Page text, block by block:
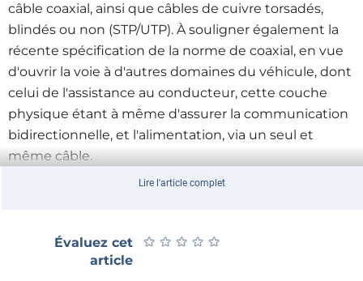
câble coaxial, ainsi que câbles de cuivre torsadés,
blindés ou non (STP/UTP). À souligner également la
récente spécification de la norme de coaxial, en vue
d'ouvrir la voie à d'autres domaines du véhicule, dont
celui de l'assistance au conducteur, cette couche
physique étant à même d'assurer la communication
bidirectionnelle, et l'alimentation, via un seul et
même câble.
La sécurité des contenus est assurée par la
numérique déjà implanté. MOST de satisfait répond
ainsi aux exigences afférentes à la protection
Lire l'article complet
Évaluez cet
article
★ ★ ★ ★ ★
★ ★ ★ ★ ★